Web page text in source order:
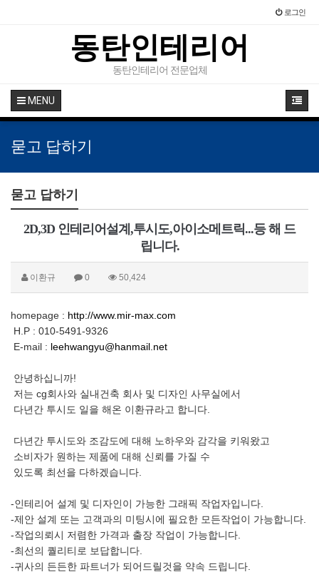
로그인
동탄인테리어
동탄인테리어 전문업체
MENU
묻고 답하기
묻고 답하기
2D,3D 인테리어설계,투시도,아이소메트릭...등 해 드
립니다.
이환규 0 50,424
homepage : http://www.mir-max.com
H.P : 010-5491-9326
E-mail : leehwangyu@hanmail.net
안녕하십니까!
저는 cg회사와 실내건축 회사 및 디자인 사무실에서
다년간 투시도 일을 해온 이환규라고 합니다.
다년간 투시도와 조감도에 대해 노하우와 감각을 키워왔고
소비자가 원하는 제품에 대해 신뢰를 가질 수
있도록 최선을 다하겠습니다.
-인테리어 설계 및 디자인이 가능한 그래픽 작업자입니다.
-제안 설계 또는 고객과의 미팅시에 필요한 모든작업이 가능합니다.
-작업의뢰시 저렴한 가격과 출장 작업이 가능합니다.
-최선의 퀄리티로 보답합니다.
-귀사의 든든한 파트너가 되어드릴것을 약속 드립니다.